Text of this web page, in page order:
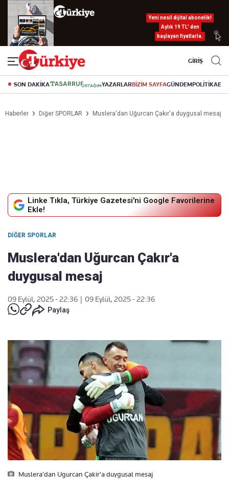
Yeni nesil dijital abonelik!
Aylık 19 TL’ den
başlayan fiyatlarla.
GİRİŞ
SON DAKİKA YAZARLARBİZİM SAYFAGÜNDEMPOLİTİKA
Haberler Diğer SPORLAR Muslera'dan Uğurcan Çakır'a duygusal mesaj
Linke Tıkla, Türkiye Gazetesi'ni Google Favorilerine
Ekle!
DIĞER SPORLAR
Muslera'dan Uğurcan Çakır'a
duygusal mesaj
09 Eylül, 2025 - 22:36
09 Eylül, 2025 - 22:36
Paylaş
Muslera'dan Ugurcan Çakir'a duygusal mesaj